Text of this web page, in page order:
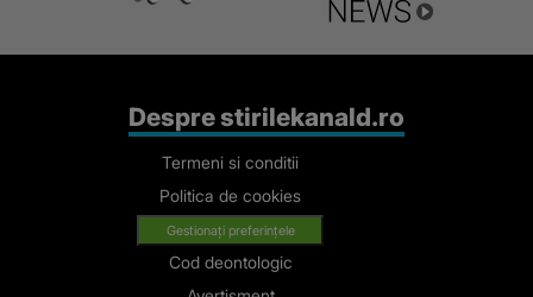
Despre stirilekanald.ro
Termeni si conditii
Politica de cookies
Gestionați preferințele
Cod deontologic